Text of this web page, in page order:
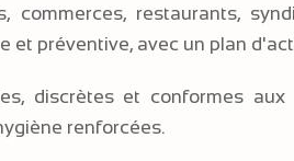
commerces, restaurants,
préventive, avec un plan
discrètes et conformes
renforcées.